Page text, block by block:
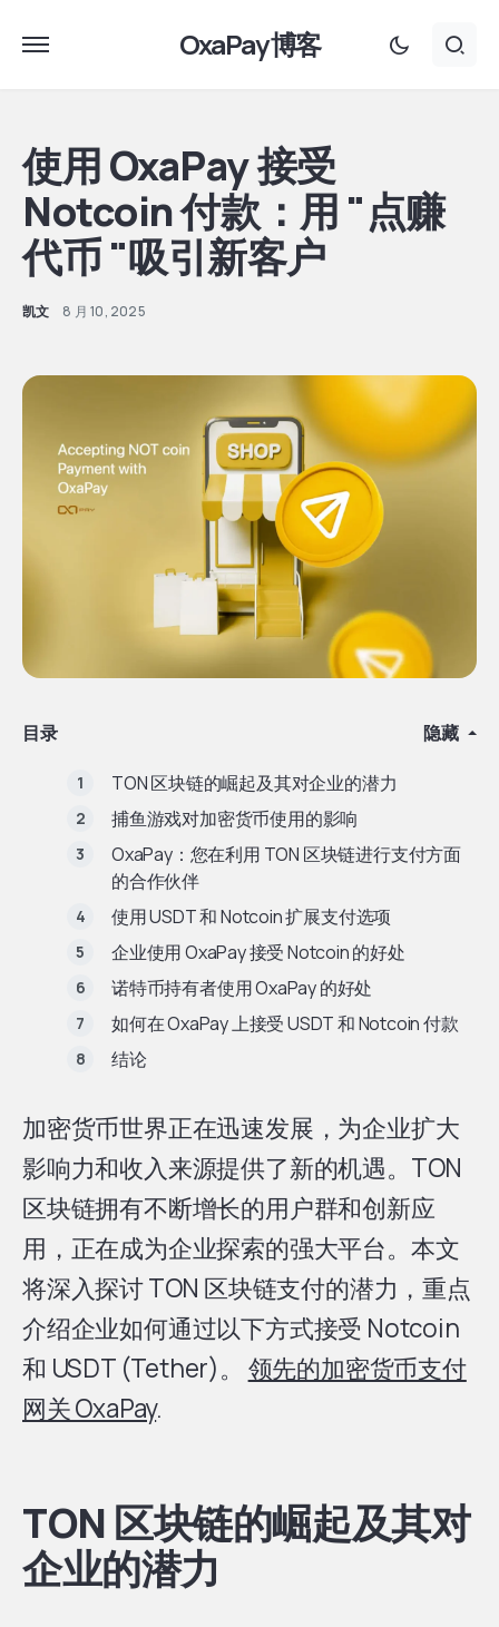
OxaPay 博客
使用 OxaPay 接受
Notcoin 付款：用 "点赚
代币 "吸引新客户
凯文 8 月 10, 2025
目录 隐藏
TON 区块链的崛起及其对企业的潜力
捕鱼游戏对加密货币使用的影响
OxaPay：您在利用 TON 区块链进行支付方面
的合作伙伴
使用 USDT 和 Notcoin 扩展支付选项
企业使用 OxaPay 接受 Notcoin 的好处
诺特币持有者使用 OxaPay 的好处
如何在 OxaPay 上接受 USDT 和 Notcoin 付款
结论
加密货币世界正在迅速发展，为企业扩大
影响力和收入来源提供了新的机遇。TON
区块链拥有不断增长的用户群和创新应
用，正在成为企业探索的强大平台。本文
将深入探讨 TON 区块链支付的潜力，重点
介绍企业如何通过以下方式接受 Notcoin
和 USDT (Tether)。 领先的加密货币支付
网关 OxaPay.
TON 区块链的崛起及其对
企业的潜力